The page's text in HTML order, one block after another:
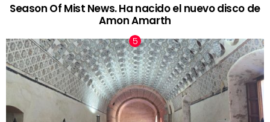
Season Of Mist News. Ha nacido el nuevo disco de
Amon Amarth